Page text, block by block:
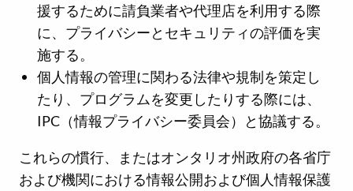
援するために請負業者や代理店を利用する際
に、プライバシーとセキュリティの評価を実
施する。
個人情報の管理に関わる法律や規制を策定し
たり、プログラムを変更したりする際には、
IPC（情報プライバシー委員会）と協議する。
これらの慣行、またはオンタリオ州政府の各省庁
および機関における情報公開および個人情報保護